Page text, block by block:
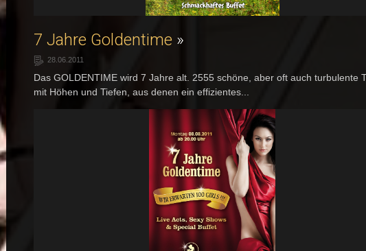
7 Jahre Goldentime »
28.06.2011
Das GOLDENTIME wird 7 Jahre alt. 2555 schöne, aber oft auch turbulente
mit Höhen und Tiefen, aus denen ein effizientes...